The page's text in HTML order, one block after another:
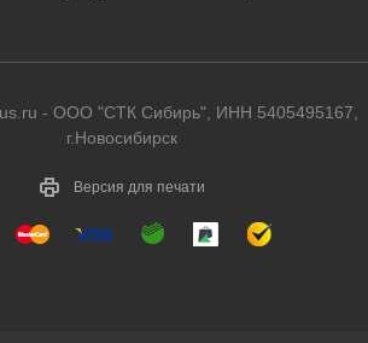
- ООО "СТК Сибирь", ИНН 5405495167,
г.Новосибирск
Версия для печати